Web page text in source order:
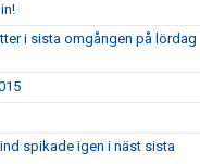
i sista omgången på lördag
spikade igen i näst sista